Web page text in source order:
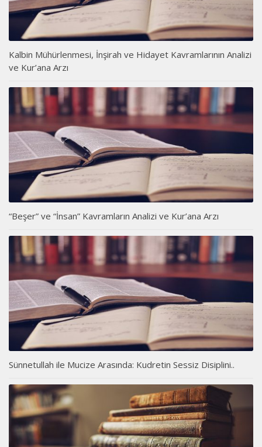
Kalbin Mühürlenmesi, İnşirah ve Hidayet Kavramlarının Analizi
ve Kur’ana Arzı
“Beşer” ve “İnsan” Kavramların Analizi ve Kur’ana Arzı
Sünnetullah ile Mucize Arasında: Kudretin Sessiz Disiplini..